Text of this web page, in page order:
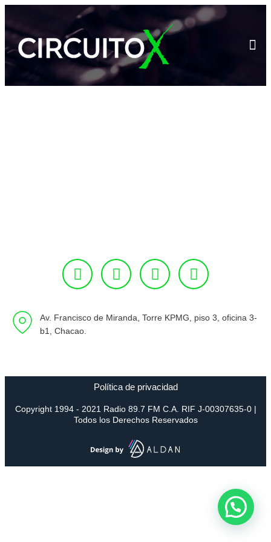
Av. Francisco de Miranda, Torre KPMG, piso 3, oficina 3-
b1, Chacao.
Política de privacidad
Copyright 1994 - 2021 Radio 89.7 FM C.A. RIF J-00307635-0 |
Todos los Derechos Reservados